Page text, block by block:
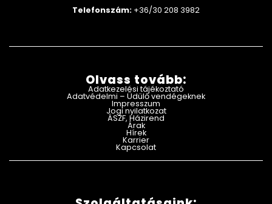
Telefonszám: +36/30 208 3982
Olvass tovább:
Adatkezelési tájékoztató
Adatvédelmi – Üdülő vendégeknek
Impresszum
Jogi nyilatkozat
ÁSZF, Házirend
Árak
Hírek
Karrier
Kapcsolat